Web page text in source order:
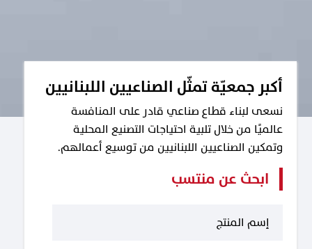
أكبر جمعيّة تمثّل الصناعيين اللبنانيين
نسعى لبناء قطاع صناعي قادر على المنافسة
عالميًا من خلال تلبية احتياجات التصنيع المحلية
وتمكين الصناعيين اللبنانيين من توسيع أعمالهم.
ابحث عن منتسب